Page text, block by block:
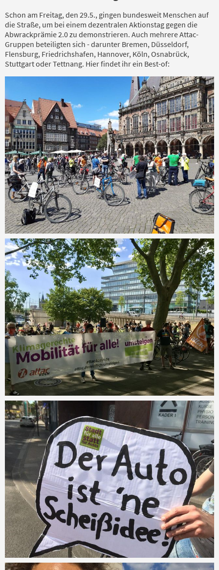
Schon am Freitag, den 29.5., gingen bundesweit Menschen auf
die Straße, um bei einem dezentralen Aktionstag gegen die
Abwrackprämie 2.0 zu demonstrieren. Auch mehrere Attac-
Gruppen beteiligten sich - darunter Bremen, Düsseldorf,
Flensburg, Friedrichshafen, Hannover, Köln, Osnabrück,
Stuttgart oder Tettnang. Hier findet ihr ein Best-of: